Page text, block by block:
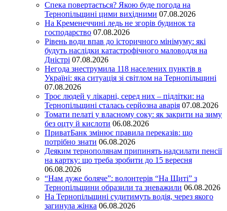
Спека повертається? Якою буде погода на
Тернопільщині цими вихідними 07.08.2026
На Кременеччині ледь не згорів будинок та
господарство 07.08.2026
Рівень води впав до історичного мінімуму: які
будуть наслідки катастрофічного маловоддя на
Дністрі 07.08.2026
Негода знеструмила 118 населених пунктів в
Україні: яка ситуація зі світлом на Тернопільщині
07.08.2026
Троє людей у лікарні, серед них – підлітки: на
Тернопільщині сталась серйозна аварія 07.08.2026
Томати пелаті у власному соку: як закрити на зиму
без оцту й кислоти 06.08.2026
ПриватБанк змінює правила переказів: що
потрібно знати 06.08.2026
Деяким тернополянам припинять надсилати пенсії
на картку: що треба зробити до 15 вересня
06.08.2026
“Нам дуже боляче”: волонтерів “На Щиті” з
Тернопільщини образили та зневажили 06.08.2026
На Тернопільщині судитимуть водія, через якого
загинула жінка 06.08.2026